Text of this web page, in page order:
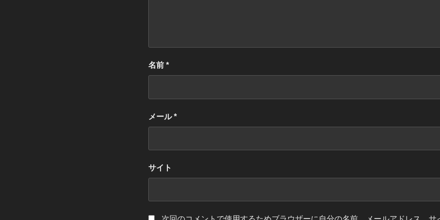
名前 *
メール*
サイト